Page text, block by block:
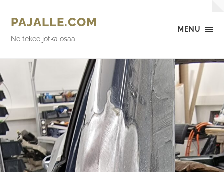
MENU
PAJALLE.COM
Ne tekee jotka osaa